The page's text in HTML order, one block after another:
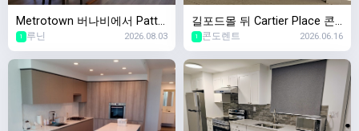
Metrotown 버나비에서 Patte
rson 역앞 신축 콘도에서 두달
간 쉐어할 룸메 구합니다![여성
전용]
1 루닌 2026.08.03
길포드몰 뒤 Cartier Place 콘
도 렌트합니다
1 콘도렌트 2026.06.16